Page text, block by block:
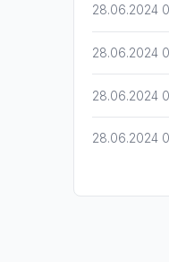
28.06.2024
28.06.2024
28.06.2024
28.06.2024